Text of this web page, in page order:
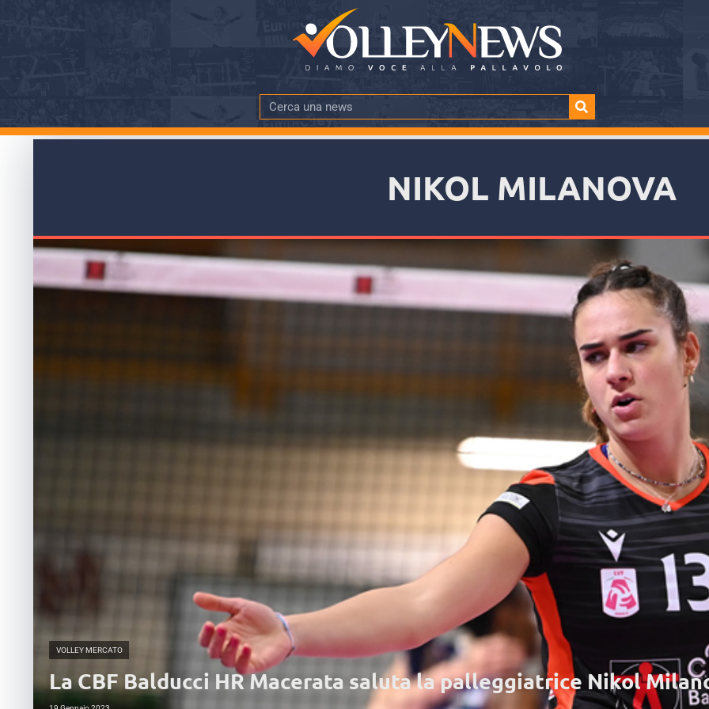
NIKOL MILANOVA
VOLLEY MERCATO
La CBF Balducci HR Macerata saluta la palleggiatrice Nikol